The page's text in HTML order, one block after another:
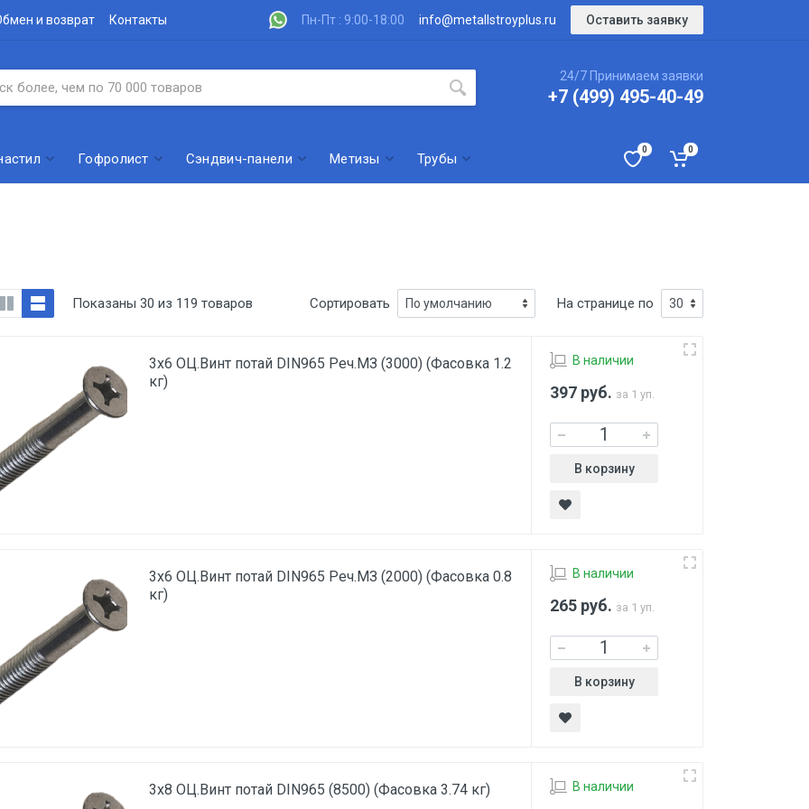
и возврат Контакты Пн-Пт : 9:00-18:00 info@metallstroyplus.ru Оставить заявку
24/7 Принимаем заявки
+7 (499) 495-40-49
Гофролист Сэндвич-панели Метизы Трубы
0 0
Показаны 30 из 119 товаров Сортировать На странице по
3х6 ОЦ.Винт потай DIN965 Реч.МЗ (3000) (Фасовка 1.2
кг)
В наличии
397 руб. за 1 уп.
В корзину
3х6 ОЦ.Винт потай DIN965 Реч.МЗ (2000) (Фасовка 0.8
кг)
В наличии
265 руб. за 1 уп.
В корзину
3х8 ОЦ.Винт потай DIN965 (8500) (Фасовка 3.74 кг) В наличии